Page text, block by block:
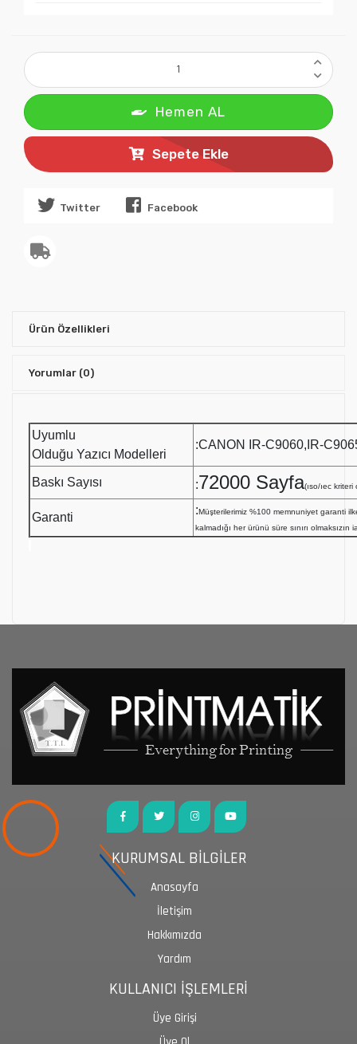
Hemen AL
Sepete Ekle
Twitter Facebook
Ürün Özellikleri
Yorumlar (0)
Uyumlu
Olduğu Yazıcı Modelleri
:CANON IR-C9060,IR-
Baskı Sayısı :72000 Sayfa(ıso/ıec
Garanti
:Müşterilerimiz %100 memnuniyet garanti
kalmadığı her ürünü süre sınırı olmaksızın
KURUMSAL BİLGİLER
Anasayfa
İletişim
Hakkımızda
Yardım
KULLANICI İŞLEMLERİ
Üye Girişi